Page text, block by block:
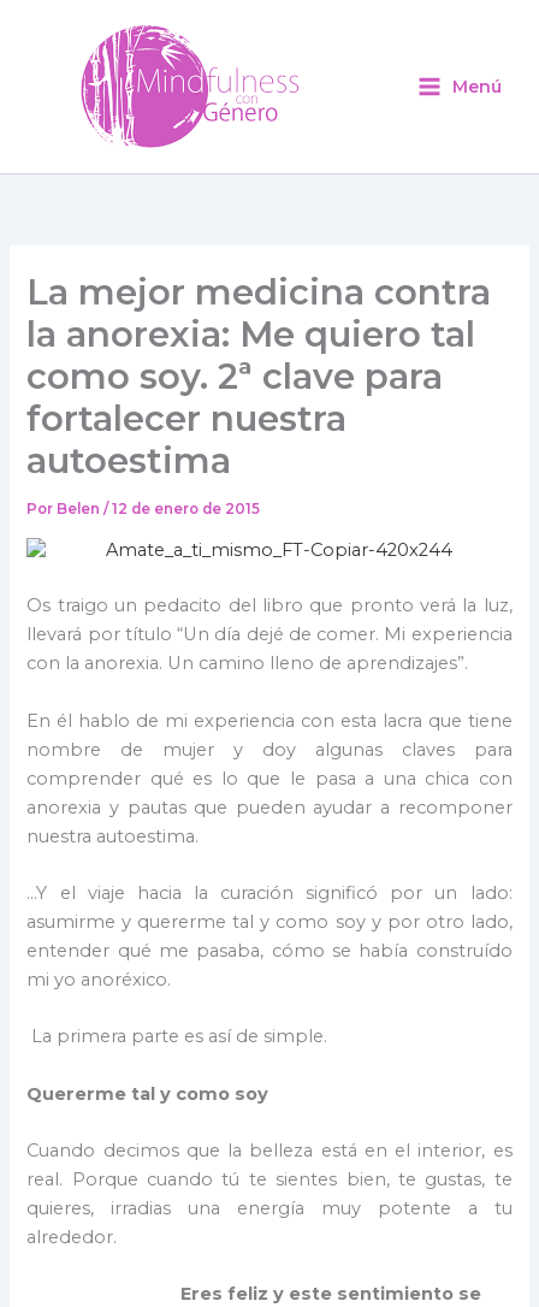
contenido
Menú
La mejor medicina contra
la anorexia: Me quiero tal
como soy. 2ª clave para
fortalecer nuestra
autoestima
Por Belen/12 de enero de 2015
Os traigo un pedacito del libro que pronto verá la luz,
llevará por título “Un día dejé de comer. Mi experiencia
con la anorexia. Un camino lleno de aprendizajes”.
En él hablo de mi experiencia con esta lacra que tiene
nombre de mujer y doy algunas claves para
comprender qué es lo que le pasa a una chica con
anorexia y pautas que pueden ayudar a recomponer
nuestra autoestima.
…Y el viaje hacia la curación significó por un lado:
asumirme y quererme tal y como soy y por otro lado,
entender qué me pasaba, cómo se había construído
mi yo anoréxico.
La primera parte es así de simple.
Quererme tal y como soy
Cuando decimos que la belleza está en el interior, es
real. Porque cuando tú te sientes bien, te gustas, te
quieres, irradias una energía muy potente a tu
alrededor.
Eres feliz y este sentimiento se